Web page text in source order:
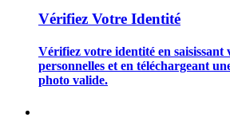
Guide de démarrage des contrats à
Vérifiez Votre Identité
Vérifiez votre identité en saisissant
personnelles et en téléchargeant
photo valide.